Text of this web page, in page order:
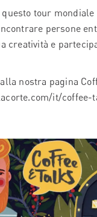
tour mondiale
persone
creatività e
nostra pagina
it/coffee-